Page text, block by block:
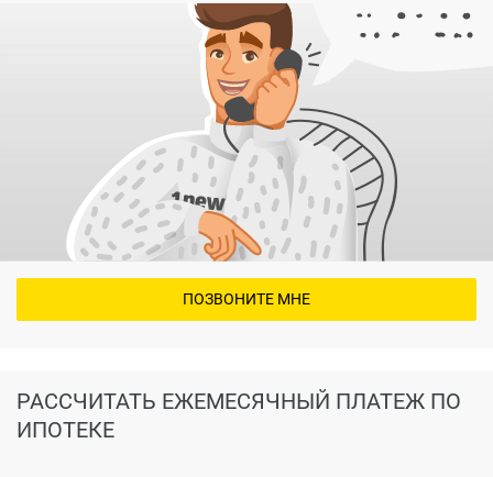
РАССЧИТАТЬ ЕЖЕМЕСЯЧНЫЙ ПЛАТЕЖ ПО
ИПОТЕКЕ
ПОЗВОНИТЕ МНЕ